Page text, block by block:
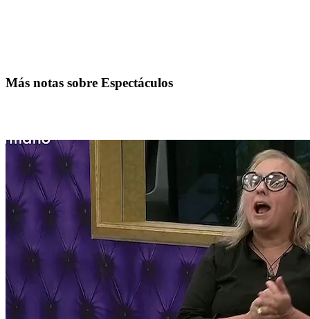
Más notas sobre Espectáculos